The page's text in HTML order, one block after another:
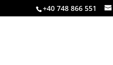
+40 748 866 551